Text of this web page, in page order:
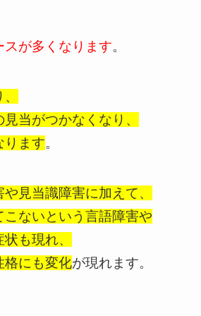
スが多くなります。
当がつかなくなり、
ります。
見当識障害に加えて、
ないという言語障害や
も現れ、
格にも変化が現れます。